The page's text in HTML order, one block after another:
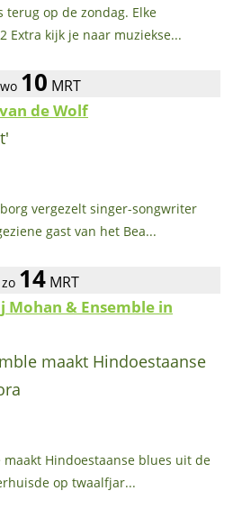
terug op de zondag. Elke
Extra kijk je naar muziekse...
wo 10 MRT
de Wolf
vergezelt singer-songwriter
gast van het Bea...
zo 14 MRT
Mohan & Ensemble in
maakt Hindoestaanse
maakt Hindoestaanse blues uit de
op twaalfjar...